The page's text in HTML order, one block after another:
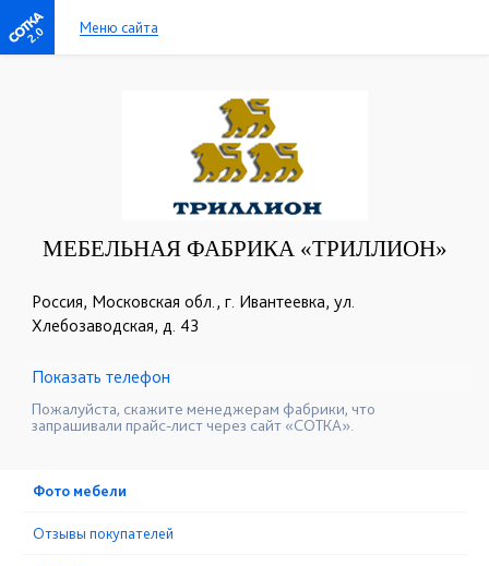
2.0 Меню сайта
МЕБЕЛЬНАЯ ФАБРИКА «ТРИЛЛИОН»
Россия, Московская обл., г. Ивантеевка, ул.
Хлебозаводская, д. 43
☎+7 (968) 793-83-07
Показать телефон
Пожалуйста, скажите менеджерам фабрики, что
запрашивали прайс-лист через сайт «СОТКА».
Фото мебели
Отзывы покупателей